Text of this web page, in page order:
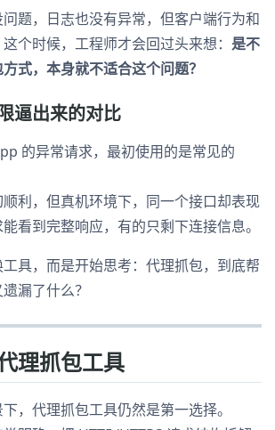
题，日志也没有异常，但客户端行为和
个时候，工程师才会回过头来想： 是不
式，本身就不适合这个问题？
逼出来的对比
的异常请求，最初使用的是常见的
利，但真机环境下，同一个接口却表现
看到完整响应，有的只剩下连接信息。
具，而是开始思考：代理抓包，到底帮
漏了什么？
理抓包工具
，代理抓包工具仍然是第一选择。